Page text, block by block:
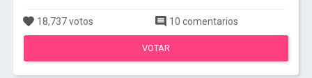
18,737 votos 10 comentarios
VOTAR